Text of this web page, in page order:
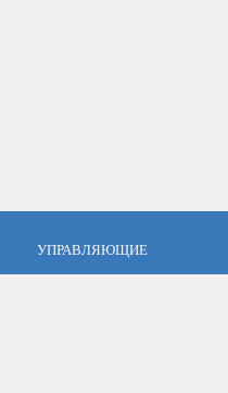
УПРАВЛЯЮЩИЕ